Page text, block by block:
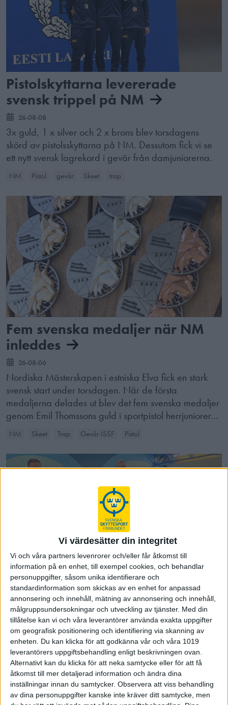
Vi värdesätter din integritet
Vi och våra partners levenrorer och/eller får åtkomst till
information på en enhet, till exempel cookies, och behandlar
personuppgifter, såsom unika identifierare och
standardinformation som skickas av en enhet for anpassad
annonsering och innehåll, mätning av annonsering och innehåll,
målgruppsundersokningar och utveckling av tjänster. Med din
tillåtelse kan vi och våra leverantörer använda exakta uppgifter
om geografisk positionering och identifiering via skanning av
enheten. Du kan klicka för att godkänna vår och våra 1019
leverantörers uppgiftsbehandling enligt beskrivningen ovan.
Alternativt kan du klicka för att neka samtycke eller för att få
åtkomst till mer detaljerad information och ändra dina
inställningar innan du samtycker. Observera att viss behandling
av dina personuppgifter kanske inte kräver ditt samtycke, men
Pistolskyttarna levererade
svensk trippel på NM
26-08-08
3x guld, 1 x silver och 2 x brons blev torsdagens
skörd av pistolsskyttarna på NM. Dessutom fick vi se
ett nytt svensk lagrekord i gevär från damjuniorerna.
NM Pistol gevär Skeet trap
Fem svenska medaljer när NM
inleddes
26-08-06
Nordiska Mästerskapen i estniska Elva fick en stark
svensk start under torsdagen. När de första
medaljerna delades ut blev det fem svenska medaljer
genom Emil Thomssons guld i sportpistol herrjuniorer…
NM Skeet Trap Gevär ISSF Pistol
Victor Lindgren tog sitt tredje
guld i Wroclaw
26-08-05
De svenska framgångarna fortsätter på U23-EM i
Wroclaw. Efter gårdagens lagguld och dubbla
svenska medaljer i herrarnas 10 meter luftgevär följde
Victor Lindgren upp med ännu ett EM-guld, den här
gång…